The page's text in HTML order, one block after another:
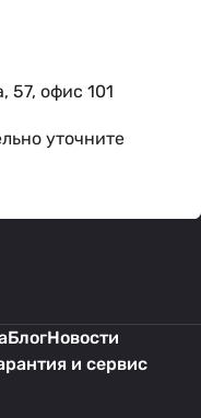
57, офис 101
уточните
БлогНовости
и сервис